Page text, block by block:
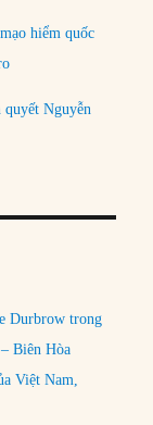
hiểm quốc
Nguyễn
Durbrow trong
Biên Hòa
Việt Nam,